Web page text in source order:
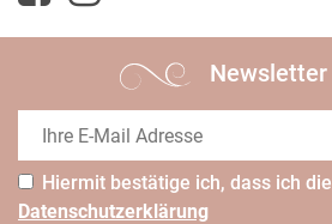
Newsletter
Hiermit bestätige ich, dass ich die
Daten­schutz­erklärung